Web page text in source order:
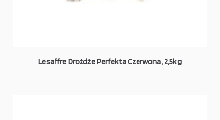
Lesaffre Drożdże Perfekta Czerwona, 2,5kg